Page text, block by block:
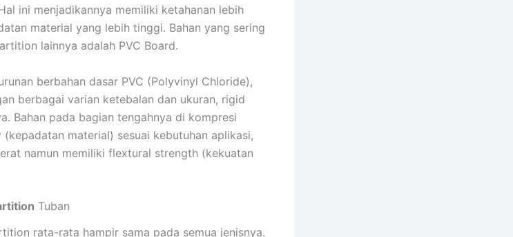
ini menjadikannya memiliki ketahanan lebih
material yang lebih tinggi. Bahan yang sering
lainnya adalah PVC Board.
berbahan dasar PVC (Polyvinyl Chloride),
berbagai varian ketebalan dan ukuran, rigid
Bahan pada bagian tengahnya di kompresi
material) sesuai kebutuhan aplikasi,
namun memiliki flextural strength (kekuatan
Tuban
rata-rata hampir sama pada semua jenisnya.